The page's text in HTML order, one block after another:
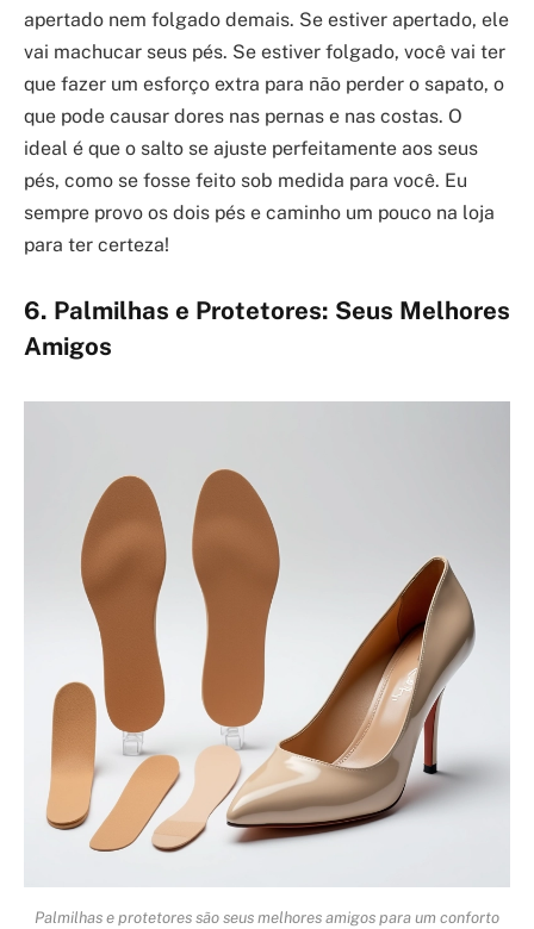
apertado nem folgado demais. Se estiver apertado, ele
vai machucar seus pés. Se estiver folgado, você vai ter
que fazer um esforço extra para não perder o sapato, o
que pode causar dores nas pernas e nas costas. O
ideal é que o salto se ajuste perfeitamente aos seus
pés, como se fosse feito sob medida para você. Eu
sempre provo os dois pés e caminho um pouco na loja
para ter certeza!
6. Palmilhas e Protetores: Seus Melhores
Amigos
Palmilhas e protetores são seus melhores amigos para um conforto